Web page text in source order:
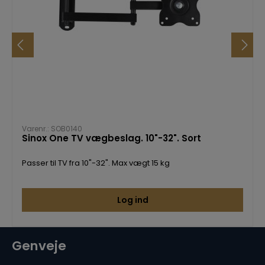
Varenr.: SOB0140
Sinox One TV vægbeslag. 10"-32". Sort
Passer til TV fra 10"-32". Max vægt 15 kg
Log ind
Genveje